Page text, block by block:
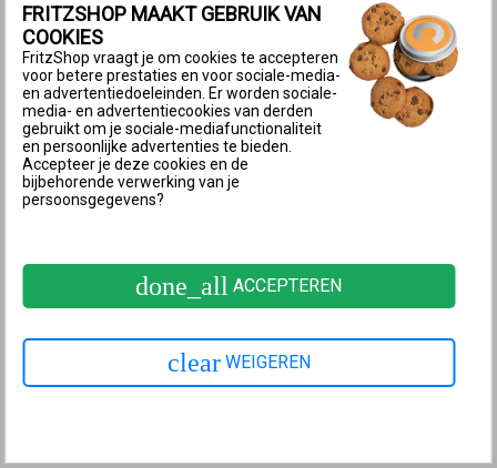
2 Update via het programma
‘FRITZ!Powerline’ uitvoeren
Programma FRITZ!Powerline geeft ‘Update available...’ aan
Start het programmaFRITZ!Powerline
Klik bij het FRITZ!Powerline-apparaat in kwestie op
‘Update uitvoeren’ en volg de instructies.
Als een online-update niet mogelijk is, bijvoorbeeld
wanneer FRITZ!Powerline geen verbinding heeft met
Firmwarebestand downloaden
FRITZSHOP MAAKT GEBRUIK VAN
COOKIES
FritzShop vraagt je om cookies te accepteren
voor betere prestaties en voor sociale-media-
en advertentiedoeleinden. Er worden sociale-
media- en advertentiecookies van derden
gebruikt om je sociale-mediafunctionaliteit
en persoonlijke advertenties te bieden.
Accepteer je deze cookies en de
bijbehorende verwerking van je
persoonsgegevens?
done_all ACCEPTEREN
clear WEIGEREN